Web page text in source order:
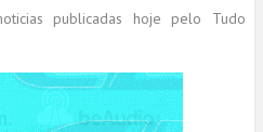
publicadas hoje pelo Tudo